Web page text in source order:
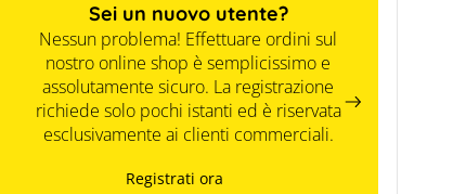
Sei un nuovo utente?
Nessun problema! Effettuare ordini sul
nostro online shop è semplicissimo e
assolutamente sicuro. La registrazione
richiede solo pochi istanti ed è riservata
esclusivamente ai clienti commerciali.
Registrati ora
stringa corta SE5K-RWB e